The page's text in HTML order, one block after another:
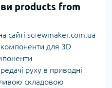
products from
сайті screwmaker.com.ua
компоненти для 3D
руху в приводні
складовою